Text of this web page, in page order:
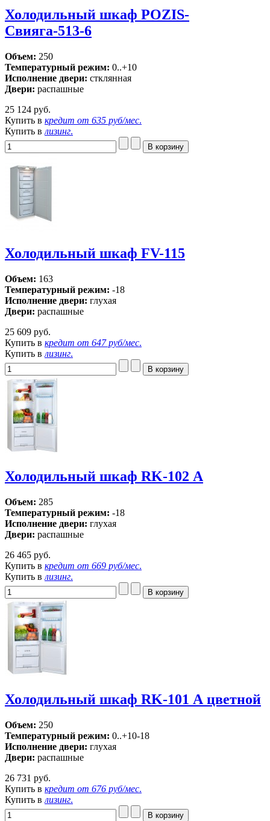
Холодильный шкаф POZIS-
Свияга-513-6
Объем: 250
Температурный режим: 0..+10
Исполнение двери: стклянная
Двери: распашные
25 124 руб.
Купить в кредит от 635 руб/мес.
Купить в лизинг.
Холодильный шкаф FV-115
Объем: 163
Температурный режим: -18
Исполнение двери: глухая
Двери: распашные
25 609 руб.
Купить в кредит от 647 руб/мес.
Купить в лизинг.
Холодильный шкаф RK-102 А
Объем: 285
Температурный режим: -18
Исполнение двери: глухая
Двери: распашные
26 465 руб.
Купить в кредит от 669 руб/мес.
Купить в лизинг.
Холодильный шкаф RK-101 А цветной
Объем: 250
Температурный режим: 0..+10-18
Исполнение двери: глухая
Двери: распашные
26 731 руб.
Купить в кредит от 676 руб/мес.
Купить в лизинг.